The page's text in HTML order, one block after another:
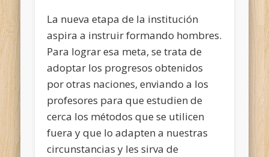
La nueva etapa de la institución
aspira a instruir formando hombres.
Para lograr esa meta, se trata de
adoptar los progresos obtenidos
por otras naciones, enviando a los
profesores para que estudien de
cerca los métodos que se utilicen
fuera y que lo adapten a nuestras
circunstancias y les sirva de